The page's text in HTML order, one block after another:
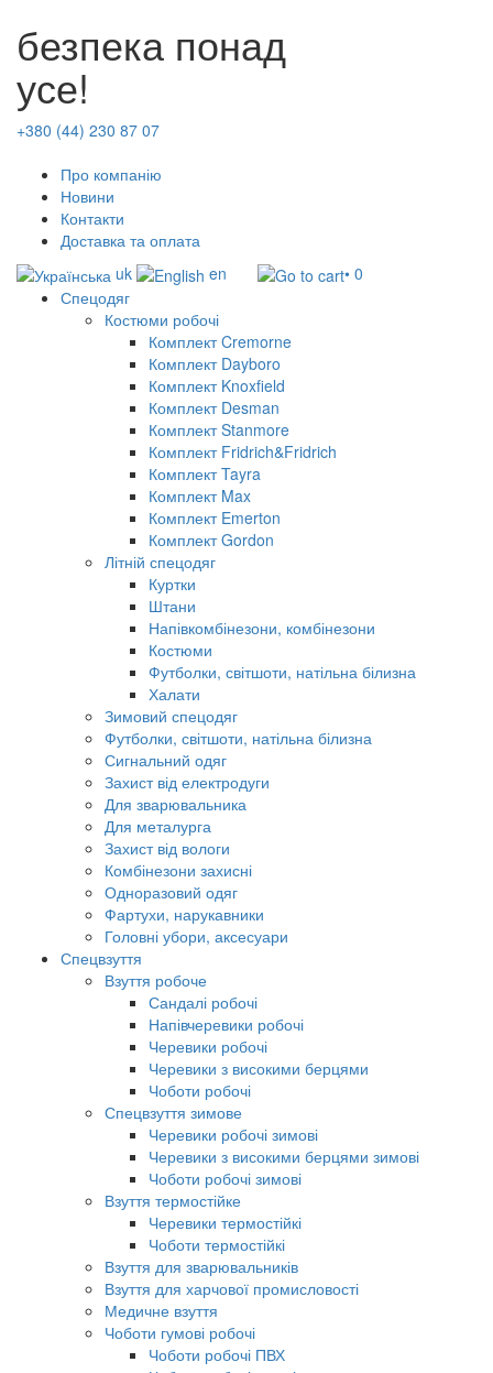
безпека понад
усе!
+380 (44) 230 87 07
Про компанію
Новини
Контакти
Доставка та оплата
uk
en
• 0
Спецодяг
Костюми робочі
Комплект Cremorne
Комплект Dayboro
Комплект Knoxfield
Комплект Desman
Комплект Stanmore
Комплект Fridrich&Fridrich
Комплект Tayra
Комплект Max
Комплект Emerton
Комплект Gordon
Літній спецодяг
Куртки
Штани
Напівкомбінезони, комбінезони
Костюми
Футболки, світшоти, натільна білизна
Халати
Зимовий спецодяг
Футболки, світшоти, натільна білизна
Сигнальний одяг
Захист від електродуги
Для зварювальника
Для металурга
Захист від вологи
Комбінезони захисні
Одноразовий одяг
Фартухи, нарукавники
Головні убори, аксесуари
Спецвзуття
Взуття робоче
Сандалі робочі
Напівчеревики робочі
Черевики робочі
Черевики з високими берцями
Чоботи робочі
Спецвзуття зимове
Черевики робочі зимові
Черевики з високими берцями зимові
Чоботи робочі зимові
Взуття термостійке
Черевики термостійкі
Чоботи термостійкі
Взуття для зварювальників
Взуття для харчової промисловості
Медичне взуття
Чоботи гумові робочі
Чоботи робочі ПВХ